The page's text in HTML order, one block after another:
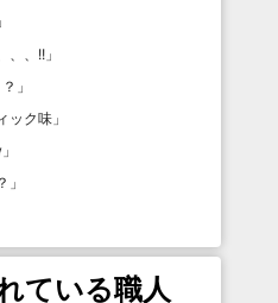
」
、、!! 」
」
ック味 」
」
」
ている職人